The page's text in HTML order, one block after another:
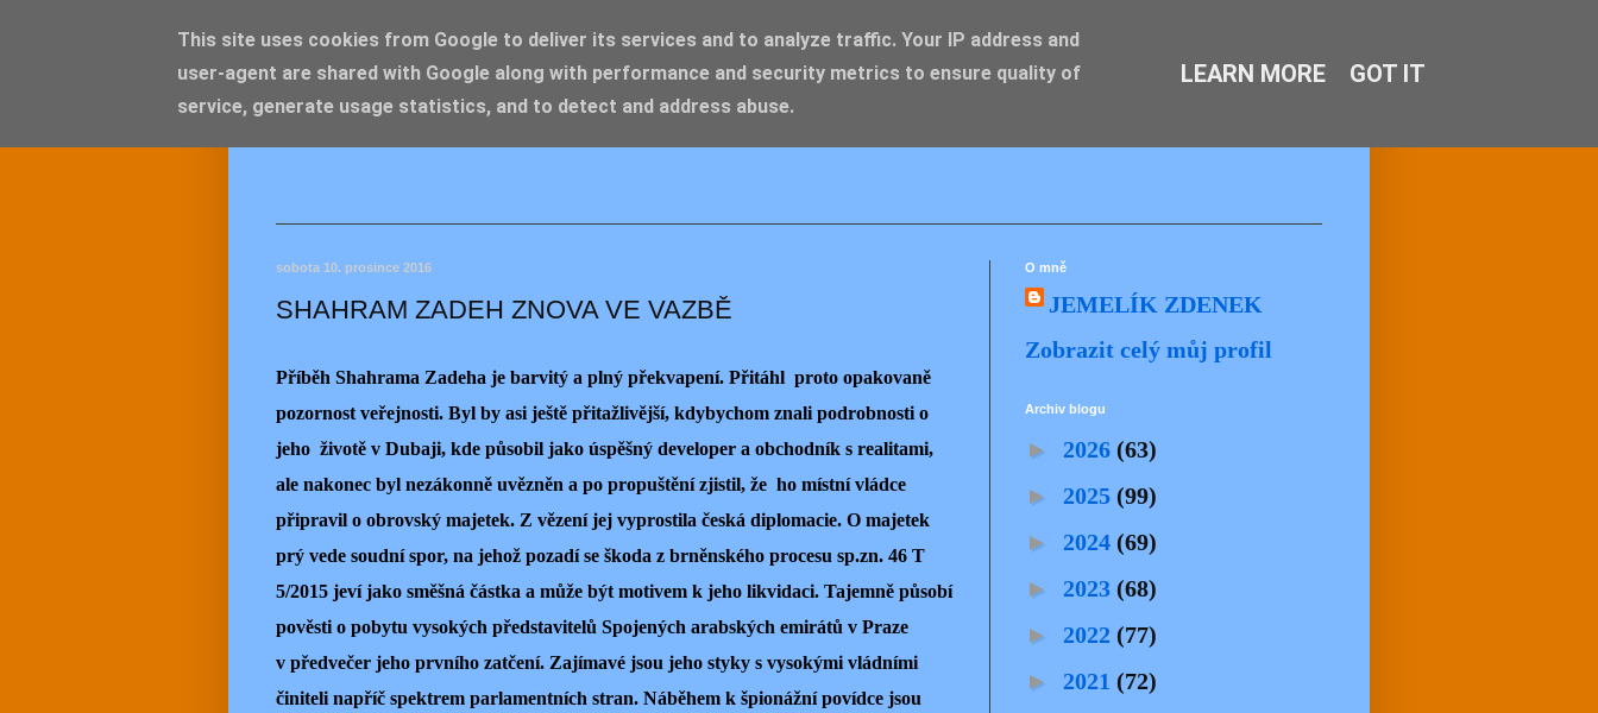
JEMELIK ZDENĚK
sobota 10. prosince 2016
SHAHRAM ZADEH ZNOVA VE VAZBĚ
Příběh Shahrama Zadeha je barvitý a plný překvapení. Přitáhl proto opakovaně
pozornost veřejnosti. Byl by asi ještě přitažlivější, kdybychom znali podrobnosti o
jeho životě v Dubaji, kde působil jako úspěšný developer a obchodník s realitami,
ale nakonec byl nezákonně uvězněn a po propuštění zjistil, že ho místní vládce
připravil o obrovský majetek. Z vězení jej vyprostila česká diplomacie. O majetek
prý vede soudní spor, na jehož pozadí se škoda z brněnského procesu sp.zn. 46 T
5/2015 jeví jako směšná částka a může být motivem k jeho likvidaci. Tajemně působí
pověsti o pobytu vysokých představitelů Spojených arabských emirátů v Praze
v předvečer jeho prvního zatčení. Zajímavé jsou jeho styky s vysokými vládními
činiteli napříč spektrem parlamentních stran. Náběhem k špionážní povídce jsou
O mně
JEMELÍK ZDENEK
Zobrazit celý můj profil
Archiv blogu
► 2026 (63)
► 2025 (99)
► 2024 (69)
► 2023 (68)
► 2022 (77)
► 2021 (72)
This site uses cookies from Google to deliver its services and to analyze traffic. Your IP address and
user-agent are shared with Google along with performance and security metrics to ensure quality of
service, generate usage statistics, and to detect and address abuse.
LEARN MORE GOT IT